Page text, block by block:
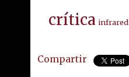
crítica infrared
Compartir